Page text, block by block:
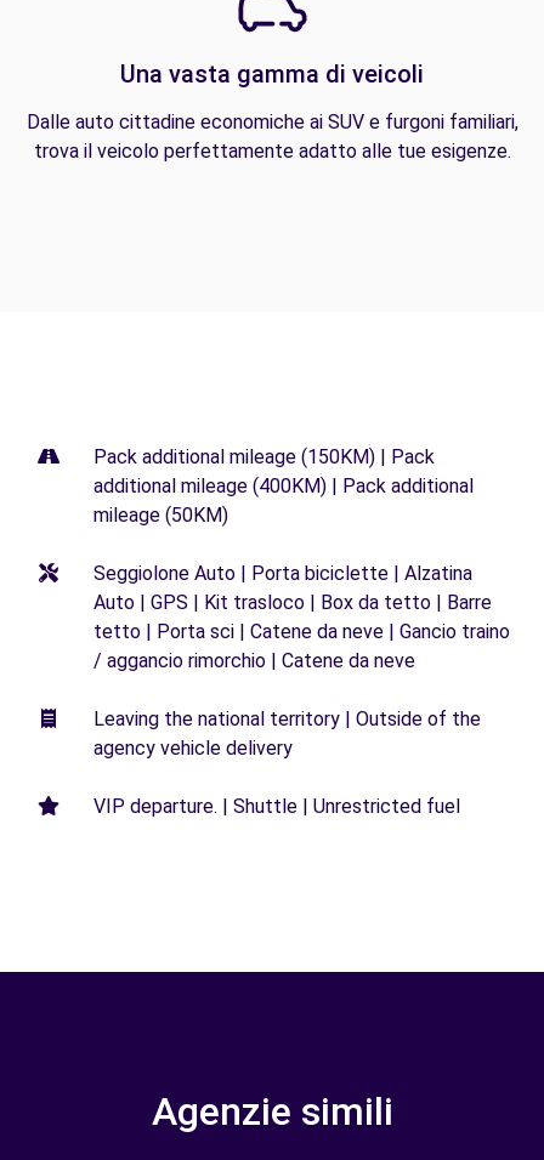
Una vasta gamma di veicoli
Dalle auto cittadine economiche ai SUV e furgoni familiari,
trova il veicolo perfettamente adatto alle tue esigenze.
Pack additional mileage (150KM) | Pack
additional mileage (400KM) | Pack additional
mileage (50KM)
Seggiolone Auto | Porta biciclette | Alzatina
Auto | GPS | Kit trasloco | Box da tetto | Barre
tetto | Porta sci | Catene da neve | Gancio traino
/ aggancio rimorchio | Catene da neve
Leaving the national territory | Outside of the
agency vehicle delivery
VIP departure. | Shuttle | Unrestricted fuel
Agenzie simili